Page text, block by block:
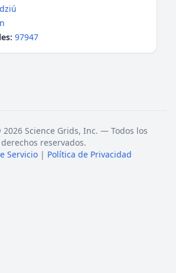
97947
Science Grids, Inc. — Todos los
derechos reservados.
Servicio | Política de Privacidad